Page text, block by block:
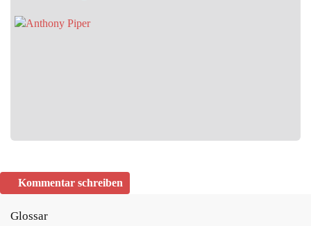
Kommentar schreiben
Glossar